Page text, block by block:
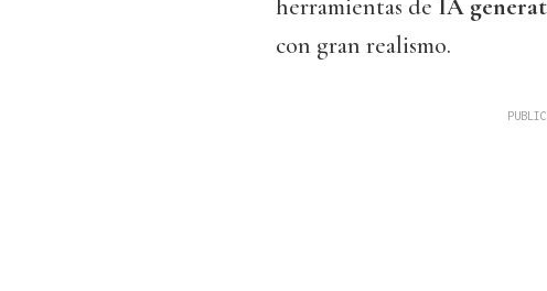
herramientas de IA
con gran realismo.